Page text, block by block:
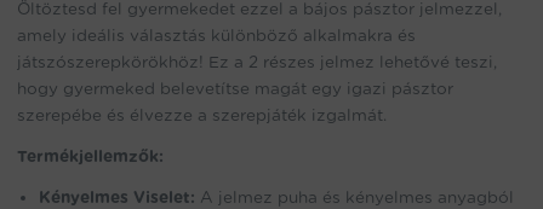
this
product
Öltöztesd fel gyermekedet ezzel a bájos pásztor jelmezzel,
amely ideális választás különböző alkalmakra és
játszószerepkörökhöz! Ez a 2 részes jelmez lehetővé teszi,
hogy gyermeked belevetítse magát egy igazi pásztor
szerepébe és élvezze a szerepjáték izgalmát.
Termékjellemzők:
Kényelmes Viselet: A jelmez puha és kényelmes anyagból